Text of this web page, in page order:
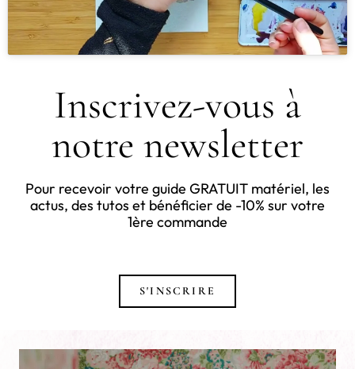
Inscrivez-vous à
notre newsletter
Pour recevoir votre guide GRATUIT matériel, les
actus, des tutos et bénéficier de -10% sur votre
1ère commande
S'INSCRIRE